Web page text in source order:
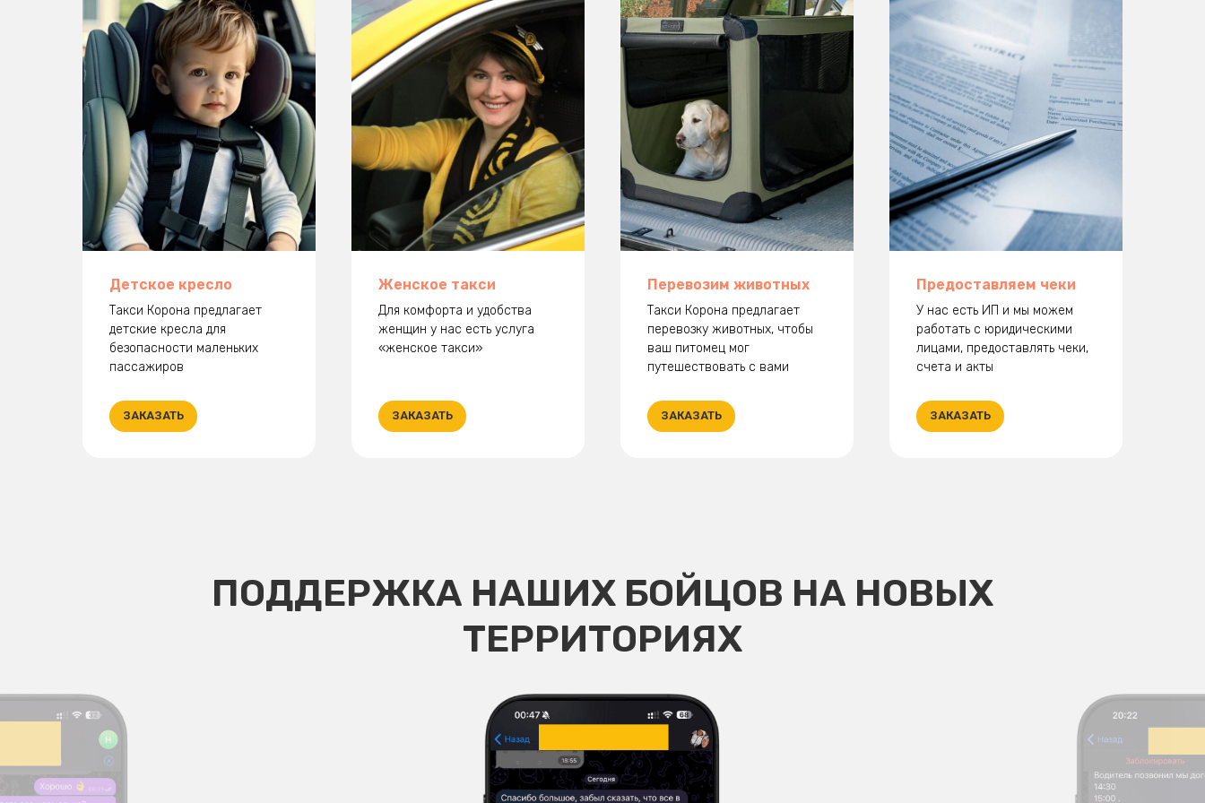
Детское кресло
Такси Корона предлагает
детские кресла для
безопасности маленьких
пассажиров
ЗАКАЗАТЬ
Женское такси
Для комфорта и удобства
женщин у нас есть услуга
«женское такси»
ЗАКАЗАТЬ
Перевозим животных
Такси Корона предлагает
перевозку животных, чтобы
ваш питомец мог
путешествовать с вами
ЗАКАЗАТЬ
Предоставляем чеки
У нас есть ИП и мы можем
работать с юридическими
лицами, предоставлять чеки,
счета и акты
ЗАКАЗАТЬ
ПОДДЕРЖКА НАШИХ БОЙЦОВ НА НОВЫХ
ТЕРРИТОРИЯХ